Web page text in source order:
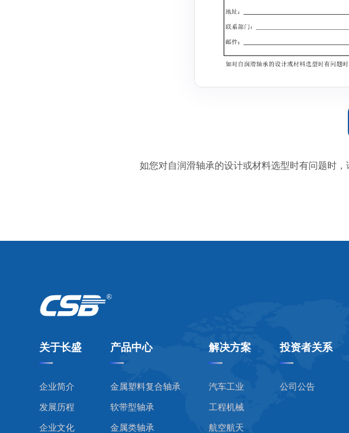
如您对自润滑轴承的设计或材料选型时有问题时
关于长盛
企业简介
发展历程
企业文化
产品中心
金属塑料复合轴承
软带型轴承
金属类轴承
解决方案
汽车工业
工程机械
航空航天
投资者关系
公司公告